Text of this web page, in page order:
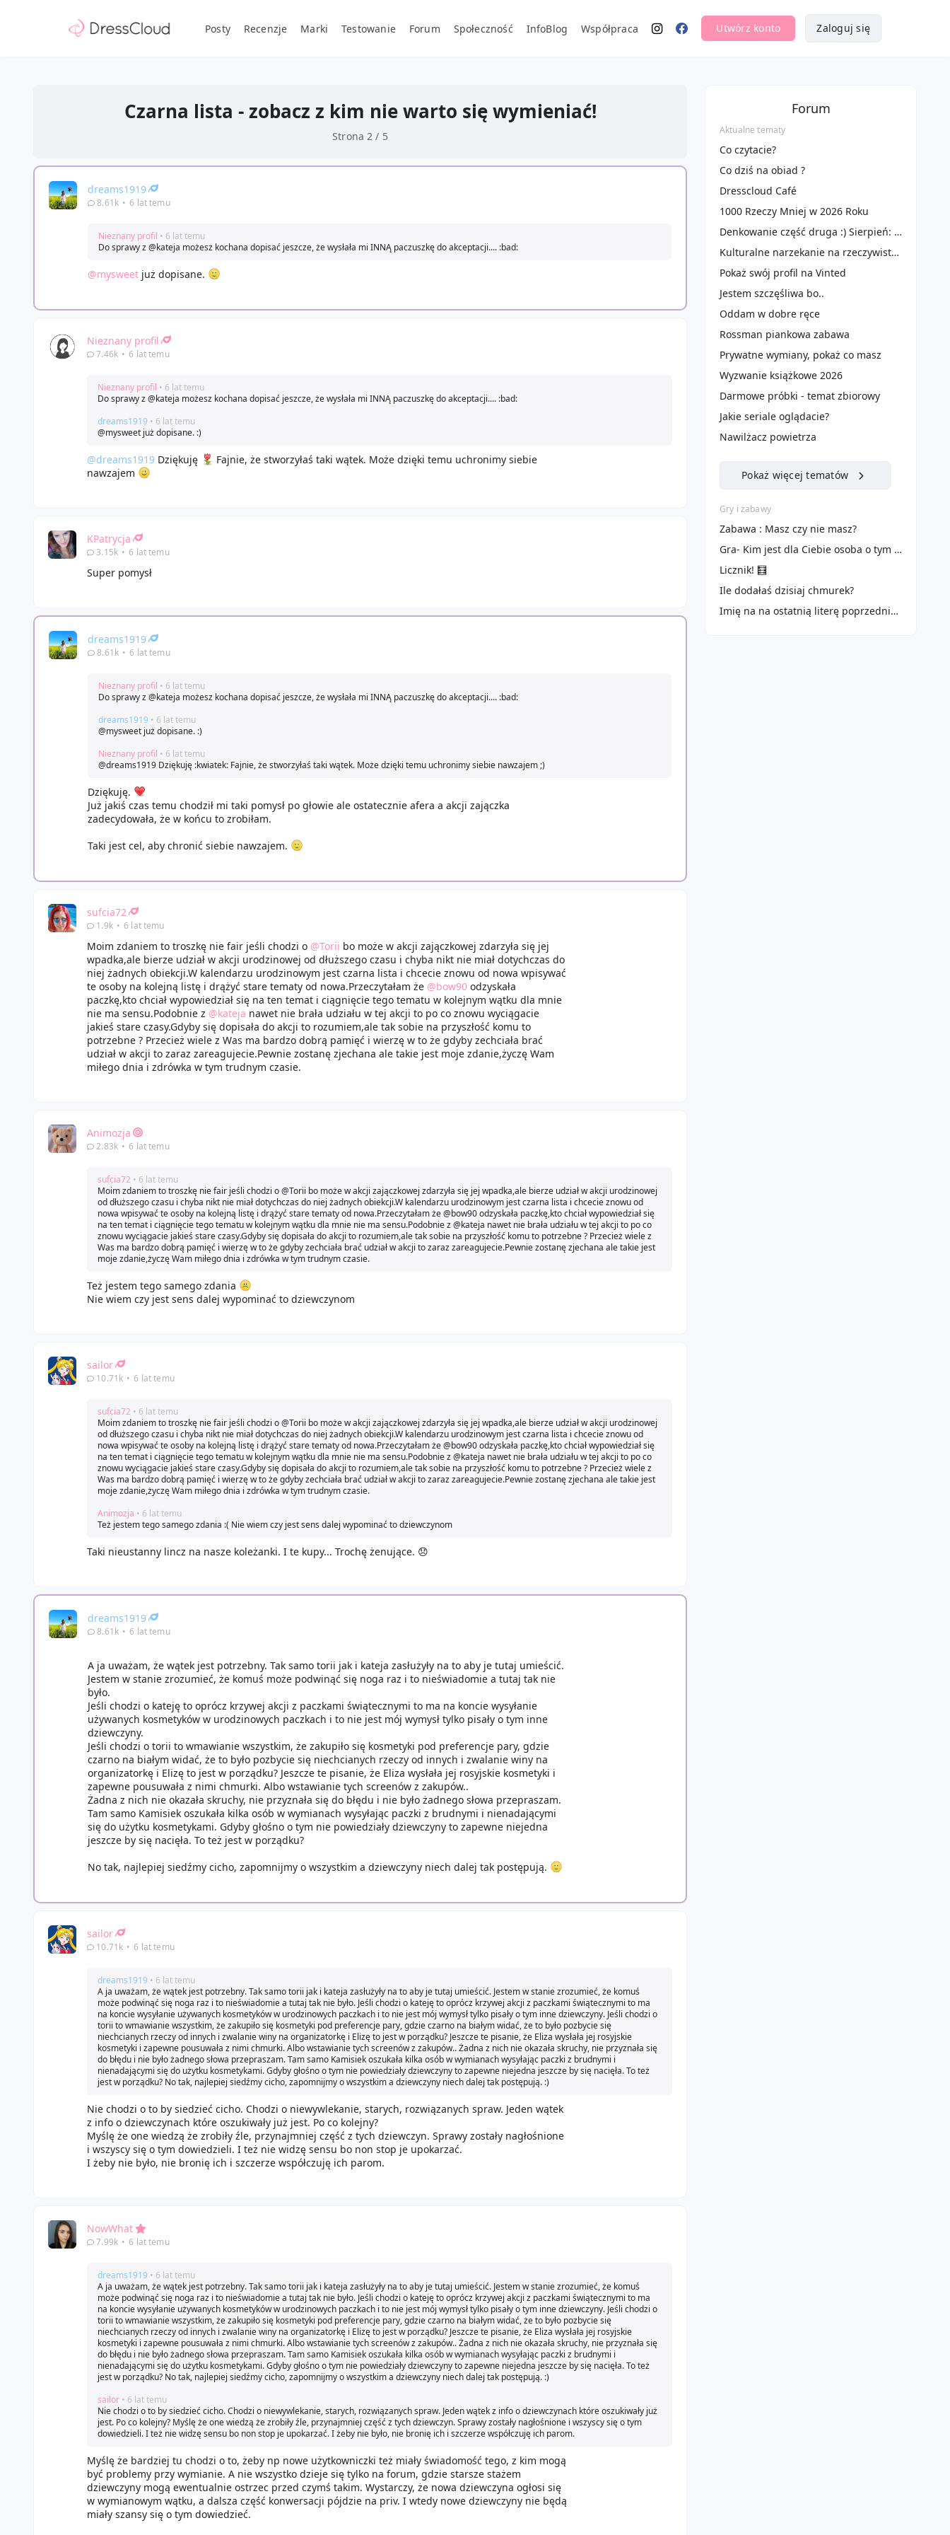
Posty Recenzje Marki Testowanie Forum Społeczność InfoBlog Współpraca Utwórz konto Zaloguj się
Czarna lista - zobacz z kim nie warto się wymieniać!
Strona 2 / 5
dreams1919
8.61k • 6 lat temu
Nieznany profil • 6 lat temu
Do sprawy z @kateja możesz kochana dopisać jeszcze, że wysłała mi INNĄ paczuszkę do akceptacji.... :bad:
@mysweet już dopisane.
Nieznany profil
7.46k • 6 lat temu
Nieznany profil • 6 lat temu
Do sprawy z @kateja możesz kochana dopisać jeszcze, że wysłała mi INNĄ paczuszkę do akceptacji.... :bad:
dreams1919 • 6 lat temu
@mysweet już dopisane. :)
@dreams1919 Dziękuję
Fajnie, że stworzyłaś taki wątek. Może dzięki temu uchronimy siebie
nawzajem
KPatrycja
3.15k • 6 lat temu
Super pomysł
dreams1919
8.61k • 6 lat temu
Nieznany profil • 6 lat temu
Do sprawy z @kateja możesz kochana dopisać jeszcze, że wysłała mi INNĄ paczuszkę do akceptacji.... :bad:
dreams1919 • 6 lat temu
@mysweet już dopisane. :)
Nieznany profil • 6 lat temu
@dreams1919 Dziękuję :kwiatek: Fajnie, że stworzyłaś taki wątek. Może dzięki temu uchronimy siebie nawzajem ;)
Dziękuję.
Już jakiś czas temu chodził mi taki pomysł po głowie ale ostatecznie afera a akcji zajączka
zadecydowała, że w końcu to zrobiłam.
Taki jest cel, aby chronić siebie nawzajem.
sufcia72
1.9k • 6 lat temu
Moim zdaniem to troszkę nie fair jeśli chodzi o @Torii bo może w akcji zajączkowej zdarzyła się jej
wpadka,ale bierze udział w akcji urodzinowej od dłuższego czasu i chyba nikt nie miał dotychczas do
niej żadnych obiekcji.W kalendarzu urodzinowym jest czarna lista i chcecie znowu od nowa wpisywać
te osoby na kolejną listę i drążyć stare tematy od nowa.Przeczytałam że @bow90 odzyskała
paczkę,kto chciał wypowiedział się na ten temat i ciągnięcie tego tematu w kolejnym wątku dla mnie
nie ma sensu.Podobnie z @kateja nawet nie brała udziału w tej akcji to po co znowu wyciągacie
jakieś stare czasy.Gdyby się dopisała do akcji to rozumiem,ale tak sobie na przyszłość komu to
potrzebne ? Przecież wiele z Was ma bardzo dobrą pamięć i wierzę w to że gdyby zechciała brać
udział w akcji to zaraz zareagujecie.Pewnie zostanę zjechana ale takie jest moje zdanie,życzę Wam
miłego dnia i zdrówka w tym trudnym czasie.
Animozja
2.83k • 6 lat temu
sufcia72 • 6 lat temu
Moim zdaniem to troszkę nie fair jeśli chodzi o @Torii bo może w akcji zajączkowej zdarzyła się jej wpadka,ale bierze udział w akcji urodzinowej
od dłuższego czasu i chyba nikt nie miał dotychczas do niej żadnych obiekcji.W kalendarzu urodzinowym jest czarna lista i chcecie znowu od
nowa wpisywać te osoby na kolejną listę i drążyć stare tematy od nowa.Przeczytałam że @bow90 odzyskała paczkę,kto chciał wypowiedział się
na ten temat i ciągnięcie tego tematu w kolejnym wątku dla mnie nie ma sensu.Podobnie z @kateja nawet nie brała udziału w tej akcji to po co
znowu wyciągacie jakieś stare czasy.Gdyby się dopisała do akcji to rozumiem,ale tak sobie na przyszłość komu to potrzebne ? Przecież wiele z
Was ma bardzo dobrą pamięć i wierzę w to że gdyby zechciała brać udział w akcji to zaraz zareagujecie.Pewnie zostanę zjechana ale takie jest
moje zdanie,życzę Wam miłego dnia i zdrówka w tym trudnym czasie.
Też jestem tego samego zdania
Nie wiem czy jest sens dalej wypominać to dziewczynom
sailor
10.71k • 6 lat temu
sufcia72 • 6 lat temu
Moim zdaniem to troszkę nie fair jeśli chodzi o @Torii bo może w akcji zajączkowej zdarzyła się jej wpadka,ale bierze udział w akcji urodzinowej
od dłuższego czasu i chyba nikt nie miał dotychczas do niej żadnych obiekcji.W kalendarzu urodzinowym jest czarna lista i chcecie znowu od
nowa wpisywać te osoby na kolejną listę i drążyć stare tematy od nowa.Przeczytałam że @bow90 odzyskała paczkę,kto chciał wypowiedział się
na ten temat i ciągnięcie tego tematu w kolejnym wątku dla mnie nie ma sensu.Podobnie z @kateja nawet nie brała udziału w tej akcji to po co
znowu wyciągacie jakieś stare czasy.Gdyby się dopisała do akcji to rozumiem,ale tak sobie na przyszłość komu to potrzebne ? Przecież wiele z
Was ma bardzo dobrą pamięć i wierzę w to że gdyby zechciała brać udział w akcji to zaraz zareagujecie.Pewnie zostanę zjechana ale takie jest
moje zdanie,życzę Wam miłego dnia i zdrówka w tym trudnym czasie.
Animozja • 6 lat temu
Też jestem tego samego zdania :( Nie wiem czy jest sens dalej wypominać to dziewczynom
Taki nieustanny lincz na nasze koleżanki. I te kupy... Trochę żenujące. 😞
dreams1919
8.61k • 6 lat temu
A ja uważam, że wątek jest potrzebny. Tak samo torii jak i kateja zasłużyły na to aby je tutaj umieścić.
Jestem w stanie zrozumieć, że komuś może podwinąć się noga raz i to nieświadomie a tutaj tak nie
było.
Jeśli chodzi o kateję to oprócz krzywej akcji z paczkami świątecznymi to ma na koncie wysyłanie
używanych kosmetyków w urodzinowych paczkach i to nie jest mój wymysł tylko pisały o tym inne
dziewczyny.
Jeśli chodzi o torii to wmawianie wszystkim, że zakupiło się kosmetyki pod preferencje pary, gdzie
czarno na białym widać, że to było pozbycie się niechcianych rzeczy od innych i zwalanie winy na
organizatorkę i Elizę to jest w porządku? Jeszcze te pisanie, że Eliza wysłała jej rosyjskie kosmetyki i
zapewne pousuwała z nimi chmurki. Albo wstawianie tych screenów z zakupów..
Żadna z nich nie okazała skruchy, nie przyznała się do błędu i nie było żadnego słowa przepraszam.
Tam samo Kamisiek oszukała kilka osób w wymianach wysyłając paczki z brudnymi i nienadającymi
się do użytku kosmetykami. Gdyby głośno o tym nie powiedziały dziewczyny to zapewne niejedna
jeszcze by się nacięła. To też jest w porządku?
No tak, najlepiej siedźmy cicho, zapomnijmy o wszystkim a dziewczyny niech dalej tak postępują.
sailor
10.71k • 6 lat temu
dreams1919 • 6 lat temu
A ja uważam, że wątek jest potrzebny. Tak samo torii jak i kateja zasłużyły na to aby je tutaj umieścić. Jestem w stanie zrozumieć, że komuś
może podwinąć się noga raz i to nieświadomie a tutaj tak nie było. Jeśli chodzi o kateję to oprócz krzywej akcji z paczkami świątecznymi to ma
na koncie wysyłanie używanych kosmetyków w urodzinowych paczkach i to nie jest mój wymysł tylko pisały o tym inne dziewczyny. Jeśli chodzi o
torii to wmawianie wszystkim, że zakupiło się kosmetyki pod preferencje pary, gdzie czarno na białym widać, że to było pozbycie się
niechcianych rzeczy od innych i zwalanie winy na organizatorkę i Elizę to jest w porządku? Jeszcze te pisanie, że Eliza wysłała jej rosyjskie
kosmetyki i zapewne pousuwała z nimi chmurki. Albo wstawianie tych screenów z zakupów.. Żadna z nich nie okazała skruchy, nie przyznała się
do błędu i nie było żadnego słowa przepraszam. Tam samo Kamisiek oszukała kilka osób w wymianach wysyłając paczki z brudnymi i
nienadającymi się do użytku kosmetykami. Gdyby głośno o tym nie powiedziały dziewczyny to zapewne niejedna jeszcze by się nacięła. To też
jest w porządku? No tak, najlepiej siedźmy cicho, zapomnijmy o wszystkim a dziewczyny niech dalej tak postępują. :)
Nie chodzi o to by siedzieć cicho. Chodzi o niewywlekanie, starych, rozwiązanych spraw. Jeden wątek
z info o dziewczynach które oszukiwały już jest. Po co kolejny?
Myślę że one wiedzą że zrobiły źle, przynajmniej część z tych dziewczyn. Sprawy zostały nagłośnione
i wszyscy się o tym dowiedzieli. I też nie widzę sensu bo non stop je upokarzać.
I żeby nie było, nie bronię ich i szczerze współczuję ich parom.
NowWhat
7.99k • 6 lat temu
dreams1919 • 6 lat temu
A ja uważam, że wątek jest potrzebny. Tak samo torii jak i kateja zasłużyły na to aby je tutaj umieścić. Jestem w stanie zrozumieć, że komuś
może podwinąć się noga raz i to nieświadomie a tutaj tak nie było. Jeśli chodzi o kateję to oprócz krzywej akcji z paczkami świątecznymi to ma
na koncie wysyłanie używanych kosmetyków w urodzinowych paczkach i to nie jest mój wymysł tylko pisały o tym inne dziewczyny. Jeśli chodzi o
torii to wmawianie wszystkim, że zakupiło się kosmetyki pod preferencje pary, gdzie czarno na białym widać, że to było pozbycie się
niechcianych rzeczy od innych i zwalanie winy na organizatorkę i Elizę to jest w porządku? Jeszcze te pisanie, że Eliza wysłała jej rosyjskie
kosmetyki i zapewne pousuwała z nimi chmurki. Albo wstawianie tych screenów z zakupów.. Żadna z nich nie okazała skruchy, nie przyznała się
do błędu i nie było żadnego słowa przepraszam. Tam samo Kamisiek oszukała kilka osób w wymianach wysyłając paczki z brudnymi i
nienadającymi się do użytku kosmetykami. Gdyby głośno o tym nie powiedziały dziewczyny to zapewne niejedna jeszcze by się nacięła. To też
jest w porządku? No tak, najlepiej siedźmy cicho, zapomnijmy o wszystkim a dziewczyny niech dalej tak postępują. :)
sailor • 6 lat temu
Nie chodzi o to by siedzieć cicho. Chodzi o niewywlekanie, starych, rozwiązanych spraw. Jeden wątek z info o dziewczynach które oszukiwały już
jest. Po co kolejny? Myślę że one wiedzą że zrobiły źle, przynajmniej część z tych dziewczyn. Sprawy zostały nagłośnione i wszyscy się o tym
dowiedzieli. I też nie widzę sensu bo non stop je upokarzać. I żeby nie było, nie bronię ich i szczerze współczuję ich parom.
Myślę że bardziej tu chodzi o to, żeby np nowe użytkowniczki też miały świadomość tego, z kim mogą
być problemy przy wymianie. A nie wszystko dzieje się tylko na forum, gdzie starsze stażem
dziewczyny mogą ewentualnie ostrzec przed czymś takim. Wystarczy, że nowa dziewczyna ogłosi się
w wymianowym wątku, a dalsza część konwersacji pójdzie na priv. I wtedy nowe dziewczyny nie będą
miały szansy się o tym dowiedzieć.
Forum
Aktualne tematy
Co czytacie?
Co dziś na obiad ?
Dresscloud Café
1000 Rzeczy Mniej w 2026 Roku
Denkowanie część druga :) Sierpień: Czas na podróże! Zużywamy produkty do 100 ml ✈️🌴
Kulturalne narzekanie na rzeczywistość! Uwaga - zawiera offtopy!
Pokaż swój profil na Vinted
Jestem szczęśliwa bo..
Oddam w dobre ręce
Rossman piankowa zabawa
Prywatne wymiany, pokaż co masz
Wyzwanie książkowe 2026
Darmowe próbki - temat zbiorowy
Jakie seriale oglądacie?
Nawilżacz powietrza
Pokaż więcej tematów
Gry i zabawy
Zabawa : Masz czy nie masz?
Gra- Kim jest dla Ciebie osoba o tym imieniu :)
Licznik! 🧮
Ile dodałaś dzisiaj chmurek?
Imię na na ostatnią literę poprzedniego